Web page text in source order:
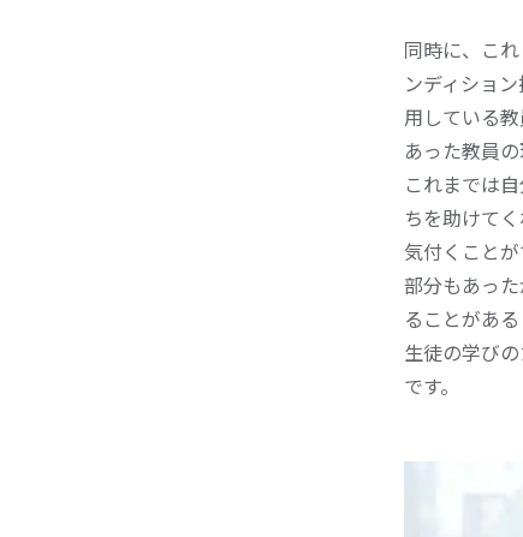
同時に、こ
ンディショ
用している
あった教員
これまでは
ちを助けて
気付くこと
部分もあっ
ることがある
生徒の学び
です。